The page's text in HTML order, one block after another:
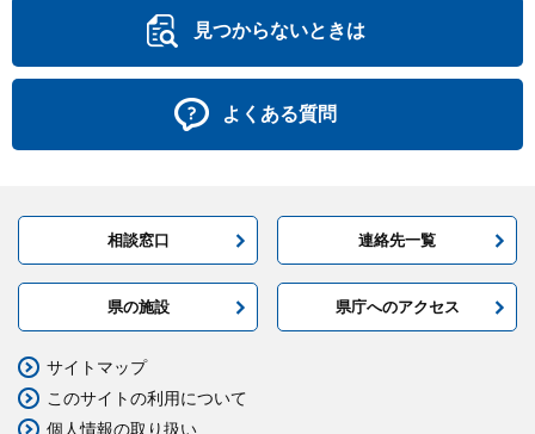
見つからないときは
よくある質問
相談窓口 連絡先一覧
県の施設 県庁へのアクセス
サイトマップ
このサイトの利用について
個人情報の取り扱い